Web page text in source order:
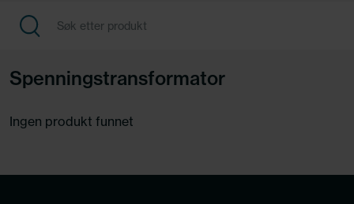
Spenningstransformator
Ingen produkt funnet